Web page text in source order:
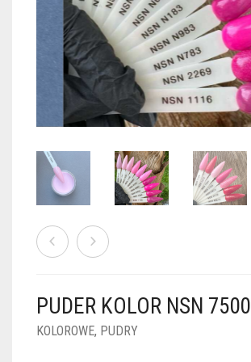
PUDRY BROKATOWE
PUDRY Z DROBINKAMI
PUDRY KOLOR PUR
PUDRY BUDUJĄCE
PUDRY DO FRENCH
PUDRY GALAXY
PUDRY SPARKLE
PUDRY TERMICZNE
PUDRY ŚWIECĄCE
FOIL DIP
PUDER KOLOR NSN
KOLOROWE, PUDRY